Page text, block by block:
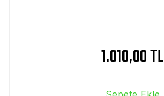
1.010,00 TL